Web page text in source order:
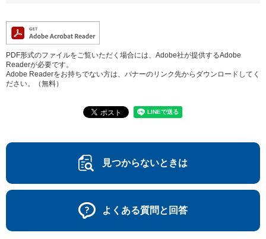
PDF形式のファイルをご覧いただく場合には、Adobe社が提供するAdobe
Readerが必要です。
Adobe Readerをお持ちでない方は、バナーのリンク先からダウンロードしてく
ださい。（無料）
見つからないときは
よくある質問と回答